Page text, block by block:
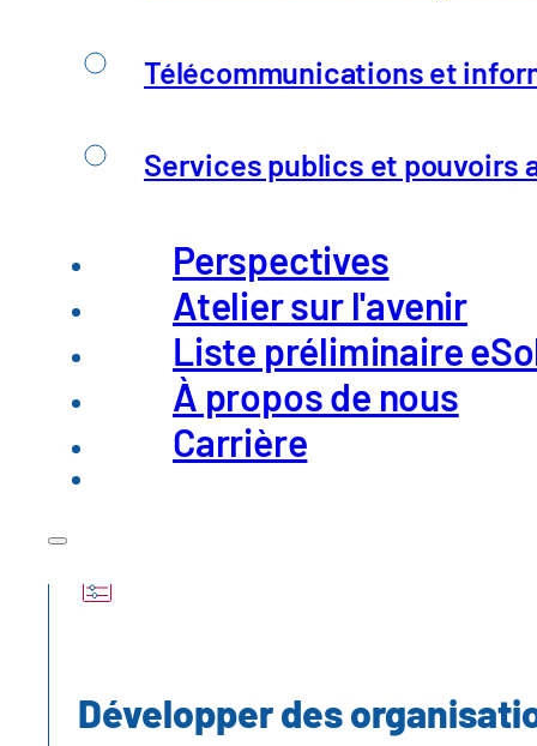
Télécommunications et
Services publics et pouvoirs
Perspectives
Atelier sur l'avenir
Liste préliminaire
À propos de nous
Carrière
Mettre en place des
amc aide votre entreprise à
Développer des